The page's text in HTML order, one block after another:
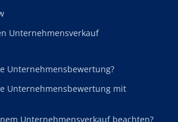
Unternehmensverkauf
Unternehmensbewertung?
Unternehmensbewertung mit
Unternehmensverkauf beachten?